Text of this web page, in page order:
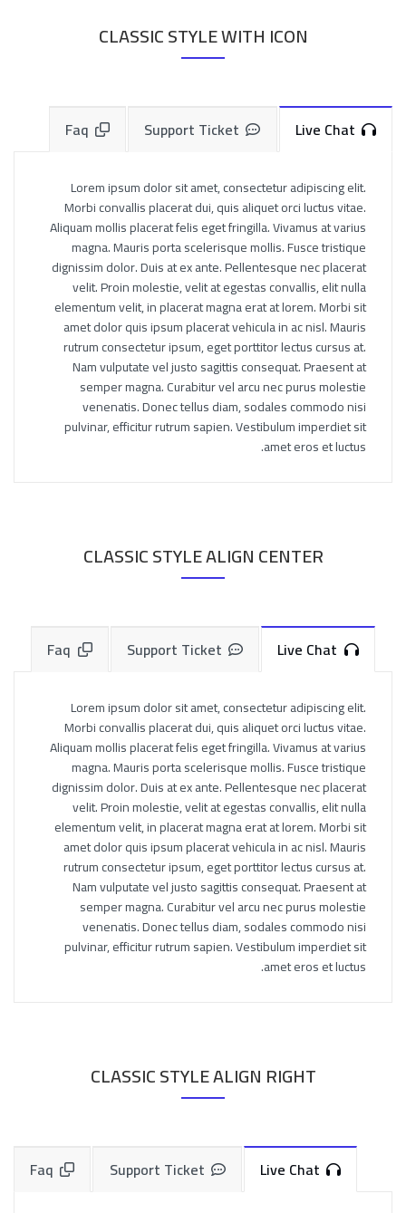
CLASSIC STYLE WITH ICON
Lorem ipsum dolor sit amet, consectetur adipiscing elit.
Morbi convallis placerat dui, quis aliquet orci luctus vitae.
Aliquam mollis placerat felis eget fringilla. Vivamus at varius
magna. Mauris porta scelerisque mollis. Fusce tristique
dignissim dolor. Duis at ex ante. Pellentesque nec placerat
velit. Proin molestie, velit at egestas convallis, elit nulla
elementum velit, in placerat magna erat at lorem. Morbi sit
amet dolor quis ipsum placerat vehicula in ac nisl. Mauris
rutrum consectetur ipsum, eget porttitor lectus cursus at.
Nam vulputate vel justo sagittis consequat. Praesent at
semper magna. Curabitur vel arcu nec purus molestie
venenatis. Donec tellus diam, sodales commodo nisi
pulvinar, efficitur rutrum sapien. Vestibulum imperdiet sit
amet eros et luctus.
CLASSIC STYLE ALIGN CENTER
Lorem ipsum dolor sit amet, consectetur adipiscing elit.
Morbi convallis placerat dui, quis aliquet orci luctus vitae.
Aliquam mollis placerat felis eget fringilla. Vivamus at varius
magna. Mauris porta scelerisque mollis. Fusce tristique
dignissim dolor. Duis at ex ante. Pellentesque nec placerat
velit. Proin molestie, velit at egestas convallis, elit nulla
elementum velit, in placerat magna erat at lorem. Morbi sit
amet dolor quis ipsum placerat vehicula in ac nisl. Mauris
rutrum consectetur ipsum, eget porttitor lectus cursus at.
Nam vulputate vel justo sagittis consequat. Praesent at
semper magna. Curabitur vel arcu nec purus molestie
venenatis. Donec tellus diam, sodales commodo nisi
pulvinar, efficitur rutrum sapien. Vestibulum imperdiet sit
amet eros et luctus.
CLASSIC STYLE ALIGN RIGHT